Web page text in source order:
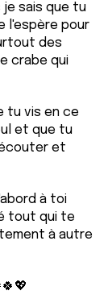
je sais que tu
l'espère pour
des
crabe qui
tu vis en ce
et que tu
et
à toi
tout qui te
à autre